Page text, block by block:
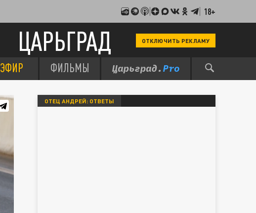
18+
ЦАРЬГРАД ОТКЛЮЧИТЬ РЕКЛАМУ
ЭФИР ФИЛЬМЫ
ОТЕЦ АНДРЕЙ: ОТВЕТЫ